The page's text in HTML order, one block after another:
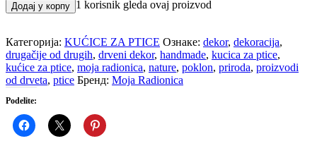
Kućica
za
-
BAKINA
количина
Додај у корпу 1 korisnik gleda ovaj proizvod
Категорија: KUĆICE ZA PTICE Ознаке: dekor, dekoracija,
drugačije od drugih, drveni dekor, handmade, kucica za ptice,
kućice za ptice, moja radionica, nature, poklon, priroda, proizvodi
od drveta, ptice Бренд: Moja Radionica
Podelite: